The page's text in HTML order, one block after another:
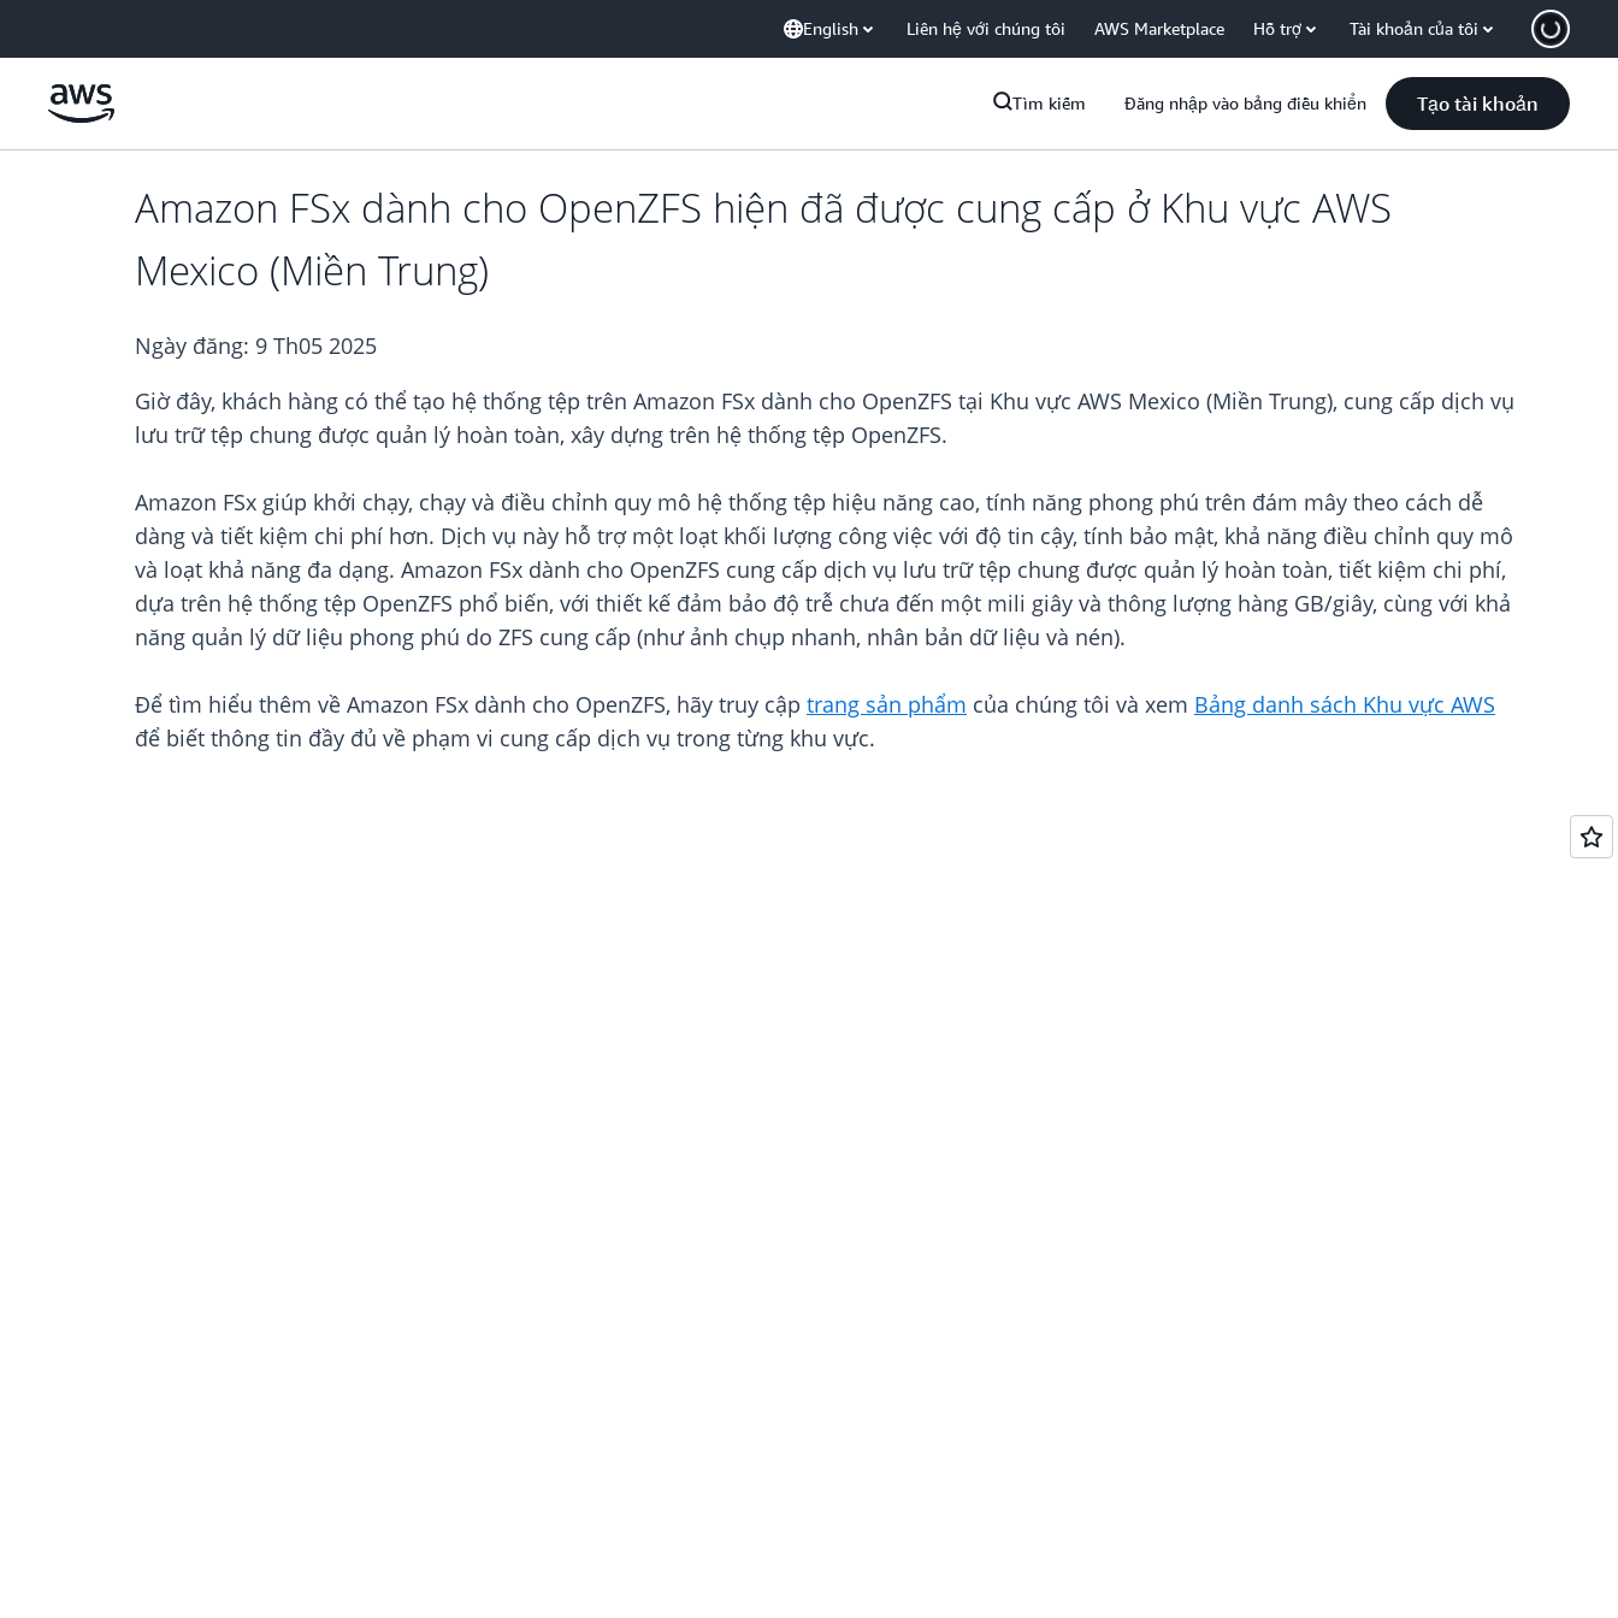
English Liên hệ với chúng tôi AWS Marketplace Hỗ trợ Tài khoản của tôi
Tìm kiếm Đăng nhập vào bảng điều khiển Tạo tài khoản
Amazon FSx dành cho OpenZFS hiện đã được cung cấp ở Khu vực AWS
Mexico (Miền Trung)
Ngày đăng: 9 Th05 2025
Giờ đây, khách hàng có thể tạo hệ thống tệp trên Amazon FSx dành cho OpenZFS tại Khu vực AWS Mexico (Miền Trung), cung cấp dịch vụ
lưu trữ tệp chung được quản lý hoàn toàn, xây dựng trên hệ thống tệp OpenZFS.
Amazon FSx giúp khởi chạy, chạy và điều chỉnh quy mô hệ thống tệp hiệu năng cao, tính năng phong phú trên đám mây theo cách dễ
dàng và tiết kiệm chi phí hơn. Dịch vụ này hỗ trợ một loạt khối lượng công việc với độ tin cậy, tính bảo mật, khả năng điều chỉnh quy mô
và loạt khả năng đa dạng. Amazon FSx dành cho OpenZFS cung cấp dịch vụ lưu trữ tệp chung được quản lý hoàn toàn, tiết kiệm chi phí,
dựa trên hệ thống tệp OpenZFS phổ biến, với thiết kế đảm bảo độ trễ chưa đến một mili giây và thông lượng hàng GB/giây, cùng với khả
năng quản lý dữ liệu phong phú do ZFS cung cấp (như ảnh chụp nhanh, nhân bản dữ liệu và nén).
Để tìm hiểu thêm về Amazon FSx dành cho OpenZFS, hãy truy cập trang sản phẩm của chúng tôi và xem Bảng danh sách Khu vực AWS
để biết thông tin đầy đủ về phạm vi cung cấp dịch vụ trong từng khu vực.